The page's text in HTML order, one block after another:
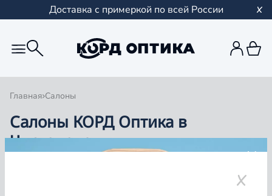
Доставка с примеркой по всей России
Главная Салоны
Салоны КОРД Оптика в
Чистополе
салонов в Казани и Республике Татарстан, Самаре,